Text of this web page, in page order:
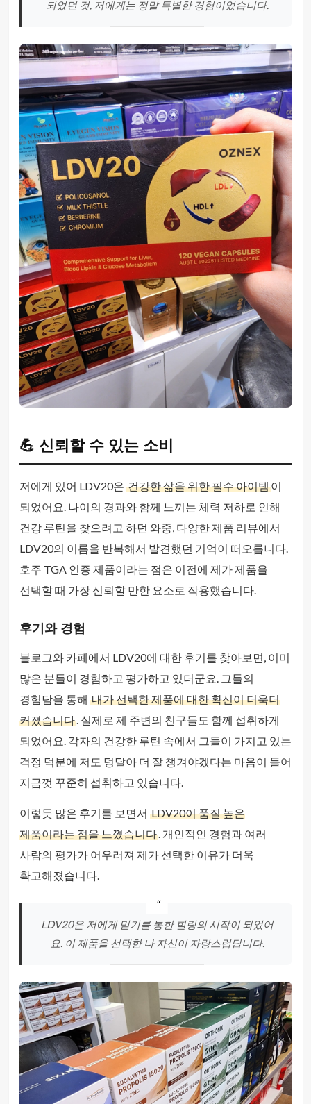
되었던 것, 저에게는 정말 특별한 경험이었습니다.
💪 신뢰할 수 있는 소비
저에게 있어 LDV20은 건강한 삶을 위한 필수 아이템이
되었어요. 나이의 경과와 함께 느끼는 체력 저하로 인해
건강 루틴을 찾으려고 하던 와중, 다양한 제품 리뷰에서
LDV20의 이름을 반복해서 발견했던 기억이 떠오릅니다.
호주 TGA 인증 제품이라는 점은 이전에 제가 제품을
선택할 때 가장 신뢰할 만한 요소로 작용했습니다.
후기와 경험
블로그와 카페에서 LDV20에 대한 후기를 찾아보면, 이미
많은 분들이 경험하고 평가하고 있더군요. 그들의
경험담을 통해 내가 선택한 제품에 대한 확신이 더욱더
커졌습니다. 실제로 제 주변의 친구들도 함께 섭취하게
되었어요. 각자의 건강한 루틴 속에서 그들이 가지고 있는
걱정 덕분에 저도 덩달아 더 잘 챙겨야겠다는 마음이 들어
지금껏 꾸준히 섭취하고 있습니다.
이렇듯 많은 후기를 보면서 LDV20이 품질 높은
제품이라는 점을 느꼈습니다. 개인적인 경험과 여러
사람의 평가가 어우러져 제가 선택한 이유가 더욱
확고해졌습니다.
LDV20은 저에게 믿기를 통한 힐링의 시작이 되었어
요. 이 제품을 선택한 나 자신이 자랑스럽답니다.